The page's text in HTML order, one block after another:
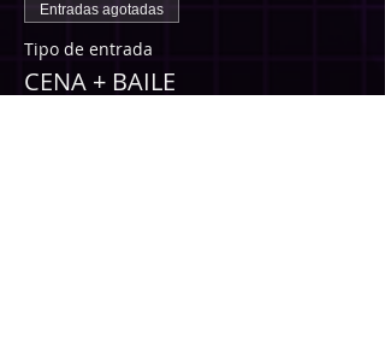
Entradas agotadas
Tipo de entrada
CENA + BAILE